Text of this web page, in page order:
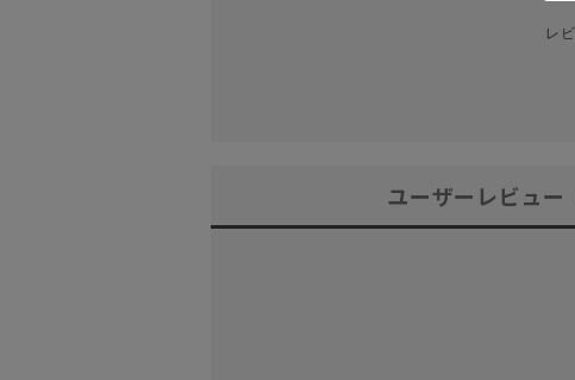
レ
ユーザーレビュー